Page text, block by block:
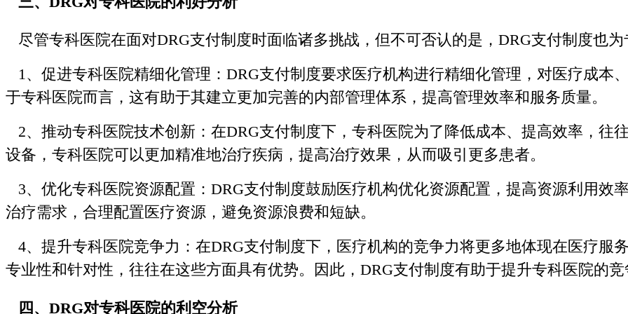
尽管专科医院在面对DRG支付制度时面临诸多挑战，但不可否认的是，DRG支付制度也
1、促进专科医院精细化管理：DRG支付制度要求医疗机构进行精细化管理，对医疗成本
于专科医院而言，这有助于其建立更加完善的内部管理体系，提高管理效率和服务质量。
2、推动专科医院技术创新：在DRG支付制度下，专科医院为了降低成本、提高效率，往
设备，专科医院可以更加精准地治疗疾病，提高治疗效果，从而吸引更多患者。
3、优化专科医院资源配置：DRG支付制度鼓励医疗机构优化资源配置，提高资源利用效
治疗需求，合理配置医疗资源，避免资源浪费和短缺。
4、提升专科医院竞争力：在DRG支付制度下，医疗机构的竞争力将更多地体现在医疗服
专业性和针对性，往往在这些方面具有优势。因此，DRG支付制度有助于提升专科医院的
四、DRG对专科医院的利空分析